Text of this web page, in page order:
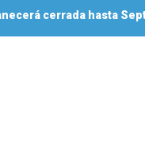
cerrada hasta